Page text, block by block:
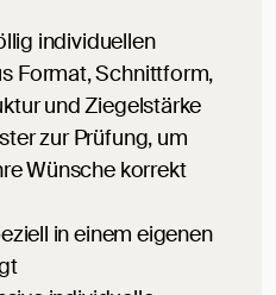
individuellen
Format, Schnittform,
und Ziegelstärke
zur Prüfung, um
Wünsche korrekt
in einem eigenen